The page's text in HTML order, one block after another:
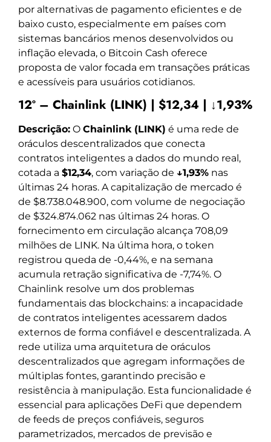
por alternativas de pagamento eficientes e de
baixo custo, especialmente em países com
sistemas bancários menos desenvolvidos ou
inflação elevada, o Bitcoin Cash oferece
proposta de valor focada em transações práticas
e acessíveis para usuários cotidianos.
12º – Chainlink (LINK) | $12,34 | ↓1,93%
Descrição: O Chainlink (LINK) é uma rede de
oráculos descentralizados que conecta
contratos inteligentes a dados do mundo real,
cotada a $12,34, com variação de ↓1,93% nas
últimas 24 horas. A capitalização de mercado é
de $8.738.048.900, com volume de negociação
de $324.874.062 nas últimas 24 horas. O
fornecimento em circulação alcança 708,09
milhões de LINK. Na última hora, o token
registrou queda de -0,44%, e na semana
acumula retração significativa de -7,74%. O
Chainlink resolve um dos problemas
fundamentais das blockchains: a incapacidade
de contratos inteligentes acessarem dados
externos de forma confiável e descentralizada. A
rede utiliza uma arquitetura de oráculos
descentralizados que agregam informações de
múltiplas fontes, garantindo precisão e
resistência à manipulação. Esta funcionalidade é
essencial para aplicações DeFi que dependem
de feeds de preços confiáveis, seguros
parametrizados, mercados de previsão e